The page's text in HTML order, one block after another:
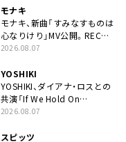
モナキ
モナキ、新曲「すみなすものは
心なりけり」MV公開。RECの
ギターにEvery Little Thing・
2026.08.07
YOSHIKI
YOSHIKI、ダイアナ・ロスとの
共演「If We Hold On
Together」ライブ映像公開
2026.08.07
スピッツ